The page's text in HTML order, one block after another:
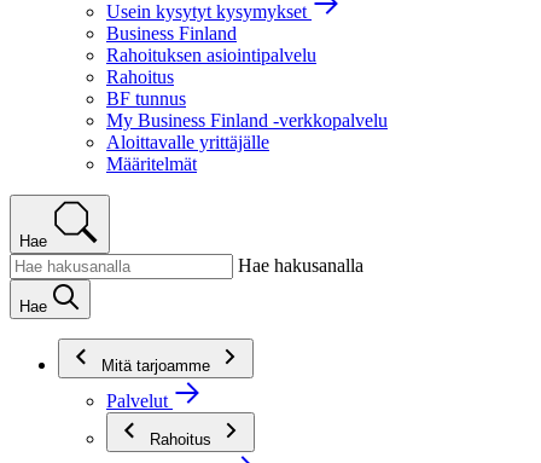
Usein kysytyt kysymykset
Business Finland
Rahoituksen asiointipalvelu
Rahoitus
BF tunnus
My Business Finland -verkkopalvelu
Aloittavalle yrittäjälle
Määritelmät
Hae
Hae hakusanalla
Hae
Mitä tarjoamme
Palvelut
Rahoitus